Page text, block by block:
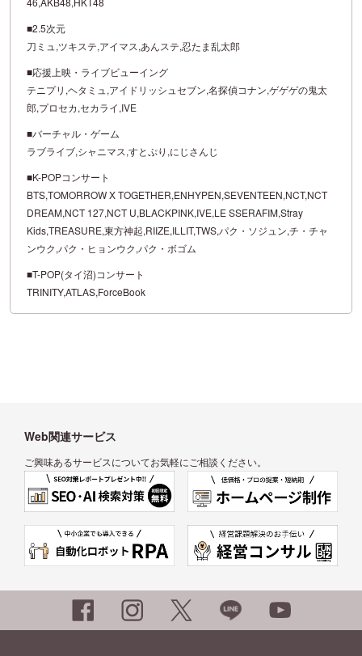
■2.5次元
刀ミュ,ツキステ,アイマス,あんステ,忍たま乱太郎
■応援上映・ライブビューイング
テニプリ,ヘタミュ,アイドリッシュセブン,名探偵コナン,ゲゲゲの鬼太
郎,プロセカ,セカライ,IVE
■バーチャル・ゲーム
ラブライブ,シャニマス,すとぷり,にじさんじ
■K-POPコンサート
BTS,TOMORROW X TOGETHER,ENHYPEN,SEVENTEEN,NCT,NCT
DREAM,NCT 127,NCT U,BLACKPINK,IVE,LE SSERAFIM,Stray
Kids,TREASURE,東方神起,RIIZE,ILLIT,TWS,パク・ソジュン,チ・チャ
ンウク,パク・ヒョンウク,パク・ボゴム
■T-POP(タイ沼)コンサート
TRINITY,ATLAS,ForceBook
Web関連サービス
ご興味あるサービスについてお気軽にご相談ください。